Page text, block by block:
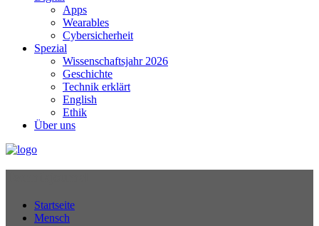
Apps
Wearables
Cybersicherheit
Spezial
Wissenschaftsjahr 2026
Geschichte
Technik erklärt
English
Ethik
Über uns
Startseite
Mensch